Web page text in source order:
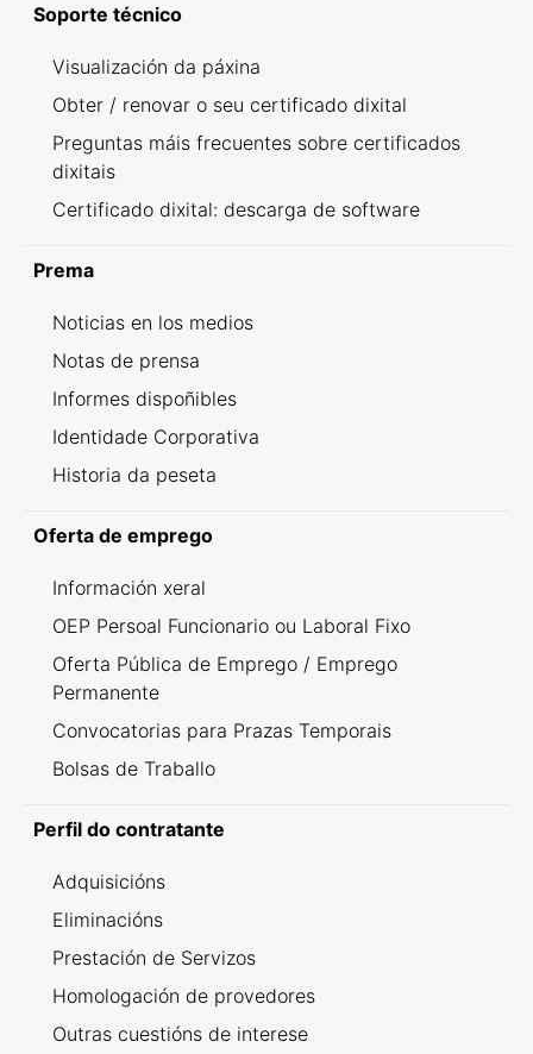
Soporte técnico
Visualización da páxina
Obter / renovar o seu certificado dixital
Preguntas máis frecuentes sobre certificados
dixitais
Certificado dixital: descarga de software
Prema
Noticias en los medios
Notas de prensa
Informes dispoñibles
Identidade Corporativa
Historia da peseta
Oferta de emprego
Información xeral
OEP Persoal Funcionario ou Laboral Fixo
Oferta Pública de Emprego / Emprego
Permanente
Convocatorias para Prazas Temporais
Bolsas de Traballo
Perfil do contratante
Adquisicións
Eliminacións
Prestación de Servizos
Homologación de provedores
Outras cuestións de interese